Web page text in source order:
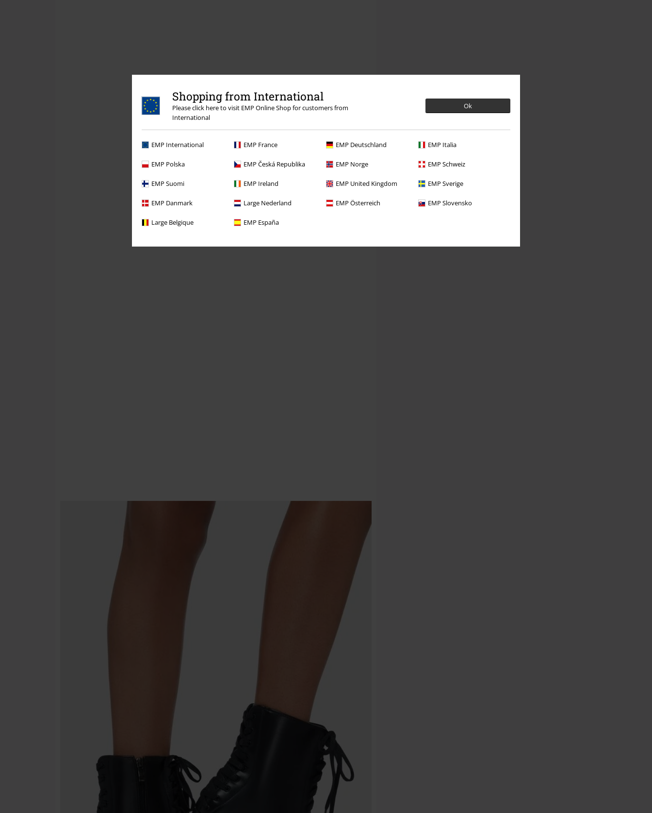
Shopping from International
Please click here to visit EMP Online Shop for customers from
International
Ok
EMP International EMP France EMP Deutschland EMP Italia
EMP Polska EMP Česká Republika EMP Norge EMP Schweiz
EMP Suomi EMP Ireland EMP United Kingdom EMP Sverige
EMP Danmark Large Nederland EMP Österreich EMP Slovensko
Large Belgique EMP España